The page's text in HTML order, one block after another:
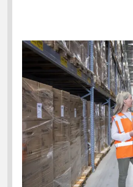
Lees
meer
over
De
3
levensreddende
handelingen
in
de
logistiek